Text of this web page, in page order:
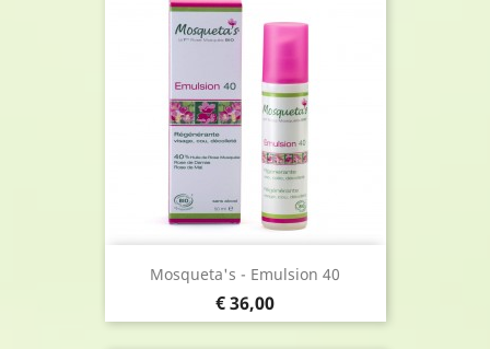
Mosqueta's - Emulsion 40
Prijs
€ 36,00